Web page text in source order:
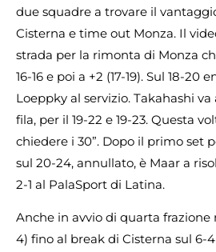
due squadre a trovare il
Cisterna e time out Monza. Il
strada per la rimonta di Monza
16-16 e poi a +2 (17-19). Sul 18-20
Loeppky al servizio. Takahashi
fila, per il 19-22 e 19-23. Questa
chiedere i 30”. Dopo il primo set
sul 20-24, annullato, è Maar a
2-1 al PalaSport di Latina.
Anche in avvio di quarta frazione
4) fino al break di Cisterna sul 6-